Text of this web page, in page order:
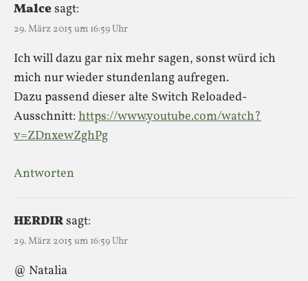
Malcesagt:
29. März 2015 um 16:59 Uhr
Ich will dazu gar nix mehr sagen, sonst würd ich
mich nur wieder stundenlang aufregen.
Dazu passend dieser alte Switch Reloaded-
Ausschnitt: https://www.youtube.com/watch?
v=ZDnxewZghPg
Antworten
HERDIRsagt:
29. März 2015 um 16:59 Uhr
@ Natalia